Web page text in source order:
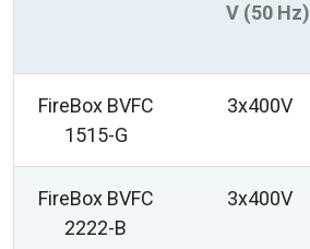
V (50 Hz)
FireBox BVFC
1515-G
3x400V
FireBox BVFC
2222-B
3x400V